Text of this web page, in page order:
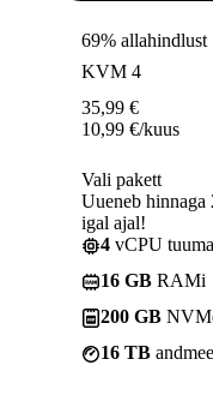
69% allahindlust
KVM 4
35,99 €
10,99 €/kuus
Vali pakett
Uueneb hinnaga
igal ajal!
4 vCPU tuuma
16 GB RAMi
200 GB
16 TB